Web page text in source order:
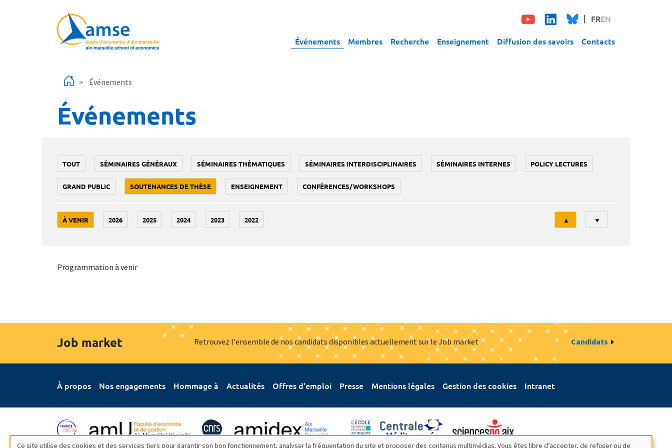
FREN
Événements Membres Recherche Enseignement Diffusion des savoirs Contacts
Événements
Événements
TOUT SÉMINAIRES GÉNÉRAUX SÉMINAIRES THÉMATIQUES SÉMINAIRES INTERDISCIPLINAIRES SÉMINAIRES INTERNES POLICY LECTURES
GRAND PUBLIC SOUTENANCES DE THÈSE ENSEIGNEMENT CONFÉRENCES/WORKSHOPS
À VENIR 2026 2025 2024 2023 2022
Tri
▲ ▼
Programmation à venir
Job market Retrouvez l'ensemble de nos candidats disponibles actuellement sur le Job market Candidats
À propos Nos engagements Hommage à Actualités Offres d'emploi Presse Mentions légales Gestion des cookies Intranet
Ce site utilise des cookies et des services tiers pour garantir son bon fonctionnement, analyser la fréquentation du site et proposer des contenus multimédias. Vous êtes libre d’accepter, de refuser ou de